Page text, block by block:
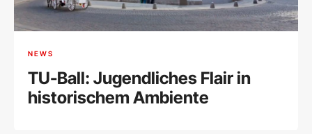
NEWS
TU-Ball: Jugendliches Flair in
historischem Ambiente